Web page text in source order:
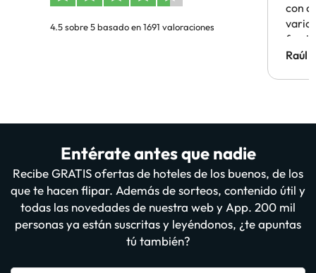
4.5 sobre 5 basado en 1691 valoraciones
con
Hotel
Raúl
Entérate antes que nadie
Recibe GRATIS ofertas de hoteles de los buenos, de los
que te hacen flipar. Además de sorteos, contenido útil y
todas las novedades de nuestra web y App. 200 mil
personas ya están suscritas y leyéndonos, ¿te apuntas
tú también?